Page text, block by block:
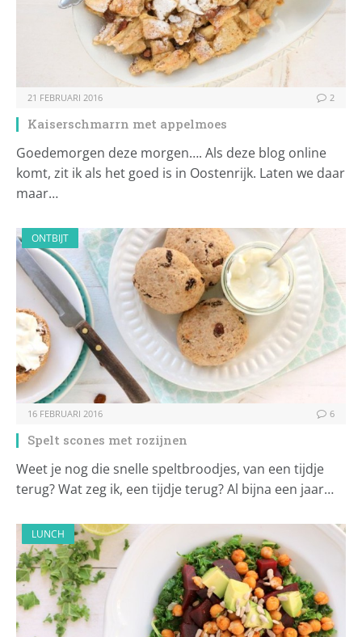
21 FEBRUARI 2016 2
Kaiserschmarrn met appelmoes
Goedemorgen deze morgen…. Als deze blog online
komt, zit ik als het goed is in Oostenrijk. Laten we daar
maar…
ONTBIJT
16 FEBRUARI 2016 6
Spelt scones met rozijnen
Weet je nog die snelle speltbroodjes, van een tijdje
terug? Wat zeg ik, een tijdje terug? Al bijna een jaar…
LUNCH